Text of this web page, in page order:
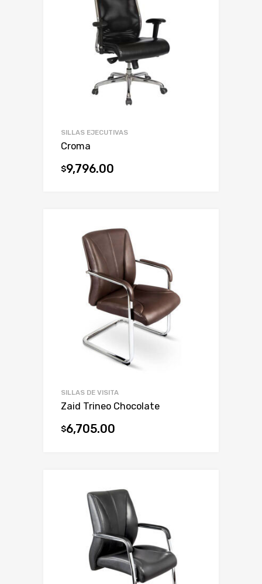
SILLAS EJECUTIVAS
Croma
$9,796.00
SILLAS DE VISITA
Zaid Trineo Chocolate
$6,705.00